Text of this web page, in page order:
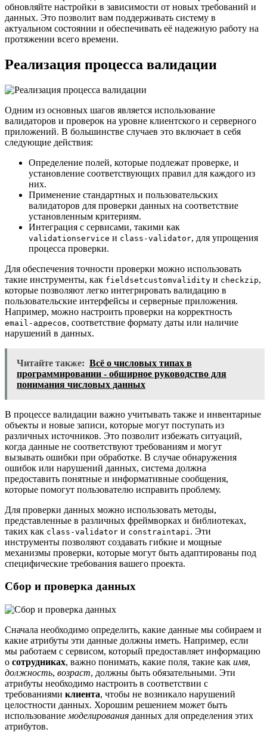
обновляйте настройки в зависимости от новых требований и
данных. Это позволит вам поддерживать систему в
актуальном состоянии и обеспечивать её надежную работу на
протяжении всего времени.
Реализация процесса валидации
Одним из основных шагов является использование
валидаторов и проверок на уровне клиентского и серверного
приложений. В большинстве случаев это включает в себя
следующие действия:
Определение полей, которые подлежат проверке, и
установление соответствующих правил для каждого из
них.
Применение стандартных и пользовательских
валидаторов для проверки данных на соответствие
установленным критериям.
Интеграция с сервисами, такими как
validationservice и class-validator, для упрощения
процесса проверки.
Для обеспечения точности проверки можно использовать
такие инструменты, как fieldsetcustomvalidity и checkzip,
которые позволяют легко интегрировать валидацию в
пользовательские интерфейсы и серверные приложения.
Например, можно настроить проверки на корректность
email-адресов, соответствие формату даты или наличие
нарушений в данных.
Читайте также: Всё о числовых типах в
программировании - обширное руководство для
понимания числовых данных
В процессе валидации важно учитывать также и инвентарные
объекты и новые записи, которые могут поступать из
различных источников. Это позволит избежать ситуаций,
когда данные не соответствуют требованиям и могут
вызывать ошибки при обработке. В случае обнаружения
ошибок или нарушений данных, система должна
предоставить понятные и информативные сообщения,
которые помогут пользователю исправить проблему.
Для проверки данных можно использовать методы,
представленные в различных фреймворках и библиотеках,
таких как class-validator и constraintapi . Эти
инструменты позволяют создавать гибкие и мощные
механизмы проверки, которые могут быть адаптированы под
специфические требования вашего проекта.
Сбор и проверка данных
Сначала необходимо определить, какие данные мы собираем и
какие атрибуты эти данные должны иметь. Например, если
мы работаем с сервисом, который предоставляет информацию
о сотрудниках, важно понимать, какие поля, такие как имя,
должность, возраст, должны быть обязательными. Эти
атрибуты необходимо настроить в соответствии с
требованиями клиента, чтобы не возникало нарушений
целостности данных. Хорошим решением может быть
использование моделирования данных для определения этих
атрибутов.